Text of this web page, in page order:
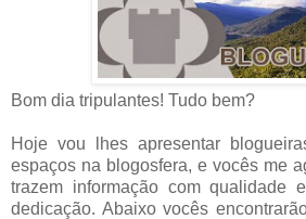
Bom dia tripulantes! Tudo bem?
Hoje vou lhes apresentar
espaços na blogosfera, e vocês me
trazem informação com qualidade
dedicação. Abaixo vocês